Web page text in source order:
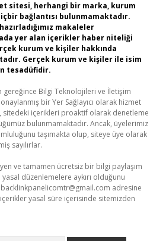
sitesi, herhangi bir marka, kurum
bağlantısı bulunmamaktadır.
makaleler
yer alan içerikler haber niteliği
kurum ve kişiler hakkında
Gerçek kurum ve kişiler ile isim
tesadüfidir.
gereğince Bilgi Teknolojileri ve İletişim
bir Yer Sağlayıcı olarak hizmet
sitedeki içerikleri proaktif olarak denetleme
bulunmamaktadır. Ancak, üyelerimiz
taşımakta olup, siteye üye olarak
sayılırlar.
ve tamamen ücretsiz bir bilgi paylaşım
düzenlemelere aykırı olduğunu
backlinkpanelicomtr@gmail.com adresine
yasal süre içerisinde sitemizden